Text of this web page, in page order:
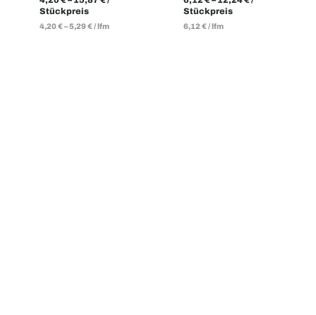
Stückpreis
4,20€–5,29€/lfm
Stückpreis
6,12€/lfm